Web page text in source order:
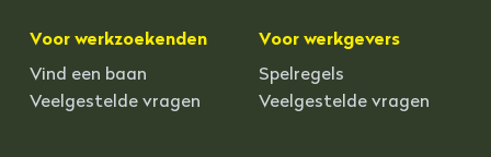
Voor werkzoekenden
Vind een baan
Veelgestelde vragen
Voor werkgevers
Spelregels
Veelgestelde vragen